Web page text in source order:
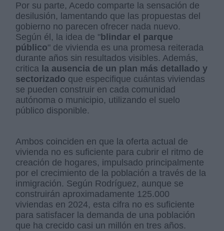
Por su parte, Acedo comparte la sensación de
desilusión, lamentando que las propuestas del
gobierno no parecen ofrecer nada nuevo.
Según él, la idea de " blindar el parque
público" de vivienda es una promesa reiterada
durante años sin resultados visibles. Además,
critica la ausencia de un plan más detallado y
sectorizado que especifique cuántas viviendas
se pueden construir en cada comunidad
autónoma o municipio, utilizando el suelo
público disponible.
Ambos coinciden en que la oferta actual de
vivienda no es suficiente para cubrir el ritmo de
creación de hogares, impulsado principalmente
por el crecimiento de la población a través de la
inmigración. Según Rodríguez, aunque se
construirán aproximadamente 125.000
viviendas en 2024, esta cifra no es suficiente
para satisfacer la demanda de una población
que ha crecido casi un millón en tres años.